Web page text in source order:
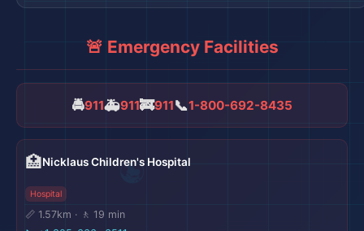
🚨 Emergency Facilities
🚔911🚑911🚒911📞1-800-692-8435
🏥Nicklaus Children's Hospital
Hospital
📏 1.57km · 🚶 19 min